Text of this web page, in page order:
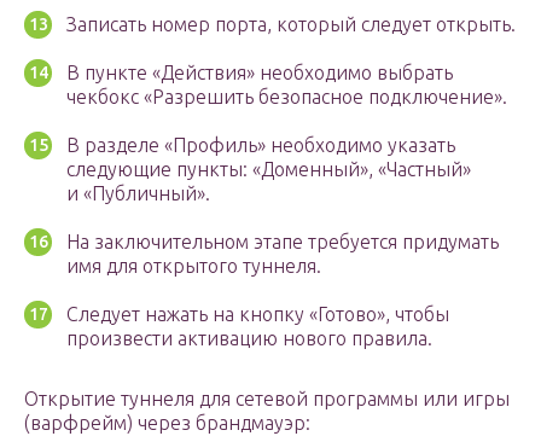
Записать номер порта, который следует открыть.
В пункте «Действия» необходимо выбрать
чекбокс «Разрешить безопасное подключение».
В разделе «Профиль» необходимо указать
следующие пункты: «Доменный», «Частный»
и «Публичный».
На заключительном этапе требуется придумать
имя для открытого туннеля.
Следует нажать на кнопку «Готово», чтобы
произвести активацию нового правила.
Открытие туннеля для сетевой программы или игры
(варфрейм) через брандмауэр: